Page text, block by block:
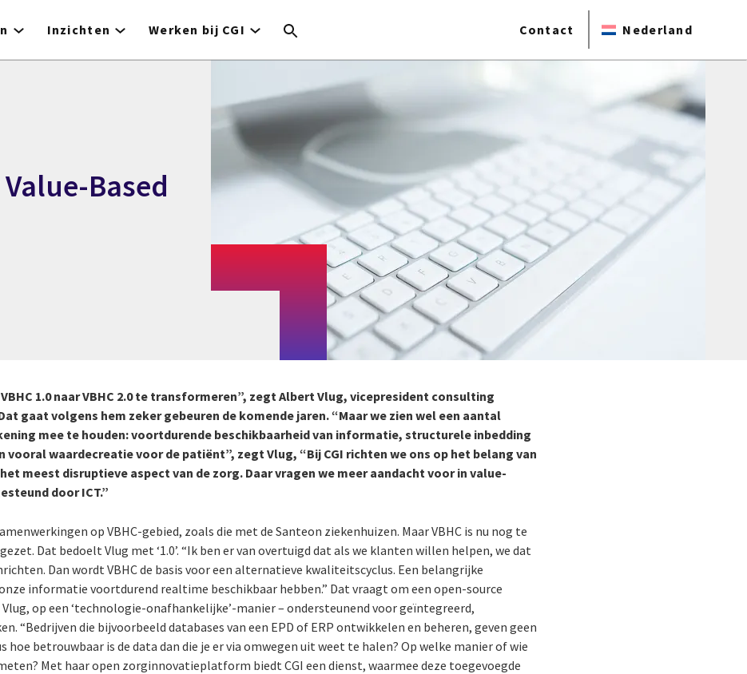
Inzichten Werken bij CGI Contact Nederland
Based
1.0 naar VBHC 2.0 te transformeren”, zegt Albert Vlug, vicepresident consulting
gaat volgens hem zeker gebeuren de komende jaren. “Maar we zien wel een aantal
mee te houden: voortdurende beschikbaarheid van informatie, structurele inbedding
vooral waardecreatie voor de patiënt”, zegt Vlug, “Bij CGI richten we ons op het belang van
meest disruptieve aspect van de zorg. Daar vragen we meer aandacht voor in value-
door ICT.”
op VBHC-gebied, zoals die met de Santeon ziekenhuizen. Maar VBHC is nu nog te
Dat bedoelt Vlug met ‘1.0’. “Ik ben er van overtuigd dat als we klanten willen helpen, we dat
Dan wordt VBHC de basis voor een alternatieve kwaliteitscyclus. Een belangrijke
informatie voortdurend realtime beschikbaar hebben.” Dat vraagt om een open-source
op een ‘technologie-onafhankelijke’-manier – ondersteunend voor geïntegreerd,
“Bedrijven die bijvoorbeeld databases van een EPD of ERP ontwikkelen en beheren, geven geen
hoe betrouwbaar is de data dan die je er via omwegen uit weet te halen? Op welke manier of wie
Met haar open zorginnovatieplatform biedt CGI een dienst, waarmee deze toegevoegde